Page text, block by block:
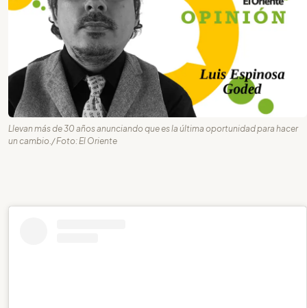
Llevan más de 30 años anunciando que es la última oportunidad para hacer
un cambio./ Foto: El Oriente